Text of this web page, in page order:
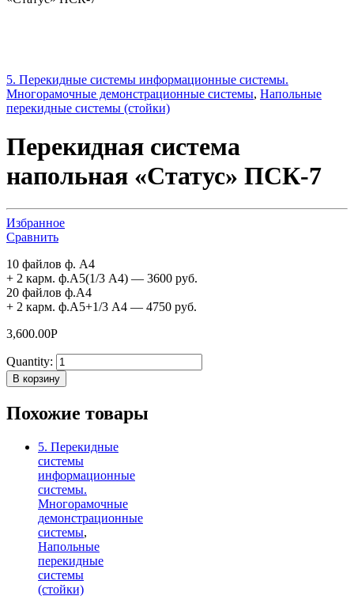
5. Перекидные системы информационные системы.
Многорамочные демонстрационные системы, Напольные
перекидные системы (стойки)
Перекидная система
напольная «Статус» ПСК-7
Избранное
Сравнить
10 файлов ф. А4
+ 2 карм. ф.А5(1/3 А4) — 3600 руб.
20 файлов ф.А4
+ 2 карм. ф.А5+1/3 А4 — 4750 руб.
3,600.00Р
Quantity:
В корзину
Похожие товары
5. Перекидные
системы
информационные
системы.
Многорамочные
демонстрационные
системы,
Напольные
перекидные
системы
(стойки)